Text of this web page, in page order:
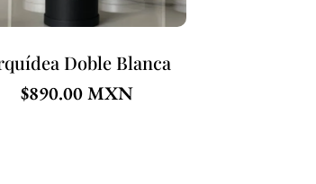
Doble Blanca
$890.00